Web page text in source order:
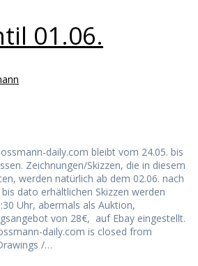
01.06.
daily.com bleibt vom 24.05. bis
Zeichnungen/Skizzen, die in diesem
werden natürlich ab dem 02.06. nach
dato erhältlichen Skizzen werden
Uhr, abermals als Auktion,
von 28€, auf Ebay eingestellt.
daily.com is closed from
/…